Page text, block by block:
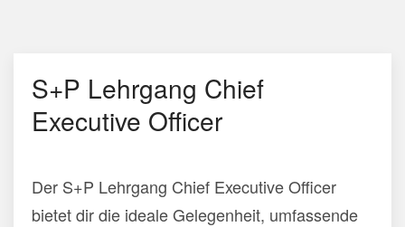
S+P Lehrgang Chief
Executive Officer
Der S+P Lehrgang Chief Executive Officer
bietet dir die ideale Gelegenheit, umfassende